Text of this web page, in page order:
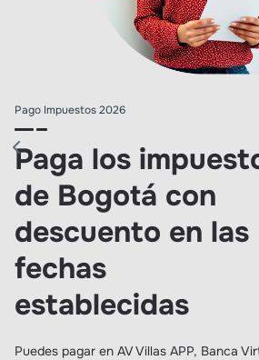
Pago Impuestos 2026
Paga los
de Bogotá con
descuento en las
fechas
establecidas
Puedes pagar en AV Villas APP, Banca